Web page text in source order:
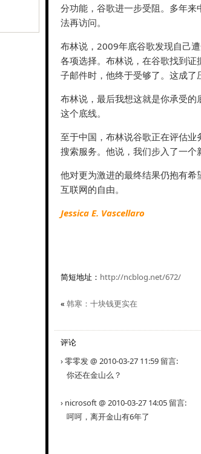
分功能，谷歌进一步受阻。多年
法再访问。
布林说，2009年底谷歌发现自己
各项选择。布林说，在谷歌找到
子邮件时，他终于受够了。这成了
布林说，最后我想这就是你承受
这个底线。
至于中国，布林说谷歌正在评估
搜索服务。他说，我们步入了一个
他对更为激进的最终结果仍抱有
互联网的自由。
Jessica E. Vascellaro
简短地址： http://ncblog.net/672/
« 韩寒：十块钱更实在
评论
› 零零发 @ 2010-03-27 11:59 留言:
你还在金山么？
› nicrosoft @ 2010-03-27 14:05 留言:
呵呵，离开金山有6年了